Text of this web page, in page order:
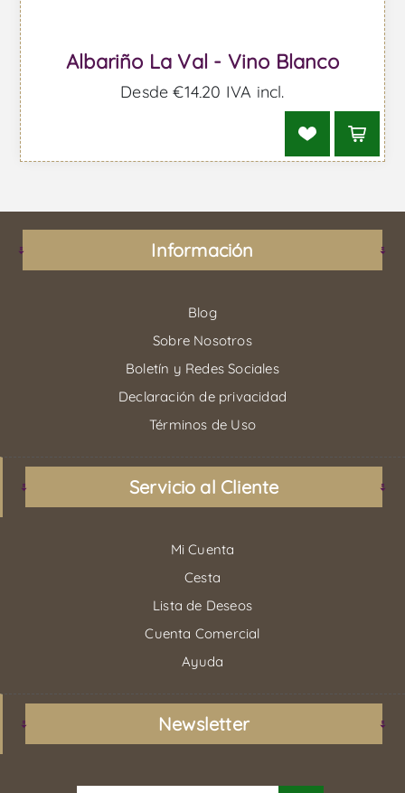
Albariño La Val - Vino Blanco
Desde €14,20 IVA incl.
Información
Blog
Sobre Nosotros
Boletín y Redes Sociales
Declaración de privacidad
Términos de Uso
Servicio al Cliente
Mi Cuenta
Cesta
Lista de Deseos
Cuenta Comercial
Ayuda
Newsletter